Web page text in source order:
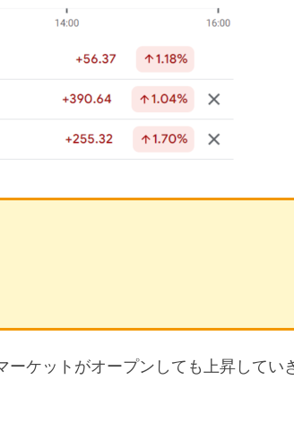
ケットがオープンしても上昇してい